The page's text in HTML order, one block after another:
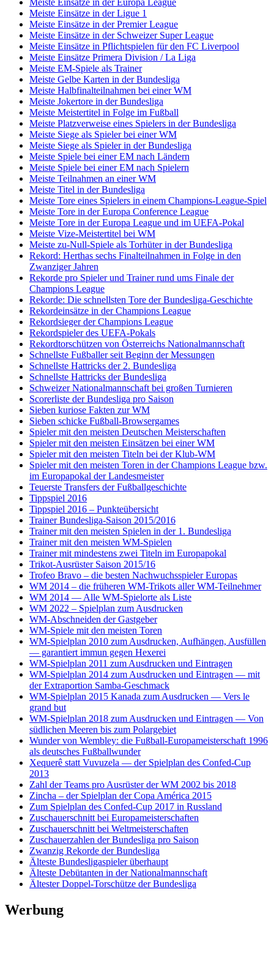
Meiste Einsätze in der Ligue 1
Meiste Einsätze in der Premier League
Meiste Einsätze in der Schweizer Super League
Meiste Einsätze in Pflichtspielen für den FC Liverpool
Meiste Einsätze Primera Division / La Liga
Meiste EM-Spiele als Trainer
Meiste Gelbe Karten in der Bundesliga
Meiste Halbfinalteilnahmen bei einer WM
Meiste Jokertore in der Bundesliga
Meiste Meistertitel in Folge im Fußball
Meiste Platzverweise eines Spielers in der Bundesliga
Meiste Siege als Spieler bei einer WM
Meiste Siege als Spieler in der Bundesliga
Meiste Spiele bei einer EM nach Ländern
Meiste Spiele bei einer EM nach Spielern
Meiste Teilnahmen an einer WM
Meiste Titel in der Bundesliga
Meiste Tore eines Spielers in einem Champions-League-Spiel
Meiste Tore in der Europa Conference League
Meiste Tore in der Europa League und im UEFA-Pokal
Meiste Vize-Meistertitel bei WM
Meiste zu-Null-Spiele als Torhüter in der Bundesliga
Rekord: Herthas sechs Finalteilnahmen in Folge in den
Zwanziger Jahren
Rekorde pro Spieler und Trainer rund ums Finale der
Champions League
Rekorde: Die schnellsten Tore der Bundesliga-Geschichte
Rekordeinsätze in der Champions League
Rekordsieger der Champions League
Rekordspieler des UEFA-Pokals
Rekordtorschützen von Österreichs Nationalmannschaft
Schnellste Fußballer seit Beginn der Messungen
Schnellste Hattricks der 2. Bundesliga
Schnellste Hattricks der Bundesliga
Schweizer Nationalmannschaft bei großen Turnieren
Scorerliste der Bundesliga pro Saison
Sieben kuriose Fakten zur WM
Sieben schicke Fußball-Browsergames
Spieler mit den meisten Deutschen Meisterschaften
Spieler mit den meisten Einsätzen bei einer WM
Spieler mit den meisten Titeln bei der Klub-WM
Spieler mit den meisten Toren in der Champions League bzw.
im Europapokal der Landesmeister
Teuerste Transfers der Fußballgeschichte
Tippspiel 2016
Tippspiel 2016 – Punkteübersicht
Trainer Bundesliga-Saison 2015/2016
Trainer mit den meisten Spielen in der 1. Bundesliga
Trainer mit den meisten WM-Spielen
Trainer mit mindestens zwei Titeln im Europapokal
Trikot-Ausrüster Saison 2015/16
Trofeo Bravo – die besten Nachwuchsspieler Europas
WM 2014 – die früheren WM-Trikots aller WM-Teilnehmer
WM 2014 — Alle WM-Spielorte als Liste
WM 2022 – Spielplan zum Ausdrucken
WM-Abschneiden der Gastgeber
WM-Spiele mit den meisten Toren
WM-Spielplan 2010 zum Ausdrucken, Aufhängen, Ausfüllen
— garantiert immun gegen Hexerei
WM-Spielplan 2011 zum Ausdrucken und Eintragen
WM-Spielplan 2014 zum Ausdrucken und Eintragen — mit
der Extraportion Samba-Geschmack
WM-Spielplan 2015 Kanada zum Ausdrucken — Vers le
grand but
WM-Spielplan 2018 zum Ausdrucken und Eintragen — Von
südlichen Meeren bis zum Polargebiet
Wunder von Wembley: die Fußball-Europameisterschaft 1996
als deutsches Fußballwunder
Xequerê statt Vuvuzela — der Spielplan des Confed-Cup
2013
Zahl der Teams pro Ausrüster der WM 2002 bis 2018
Zincha – der Spielplan der Copa América 2015
Zum Spielplan des Confed-Cup 2017 in Russland
Zuschauerschnitt bei Europameisterschaften
Zuschauerschnitt bei Weltmeisterschaften
Zuschauerzahlen der Bundesliga pro Saison
Zwanzig Rekorde der Bundesliga
Älteste Bundesligaspieler überhaupt
Älteste Debütanten in der Nationalmannschaft
Ältester Doppel-Torschütze der Bundesliga
Werbung